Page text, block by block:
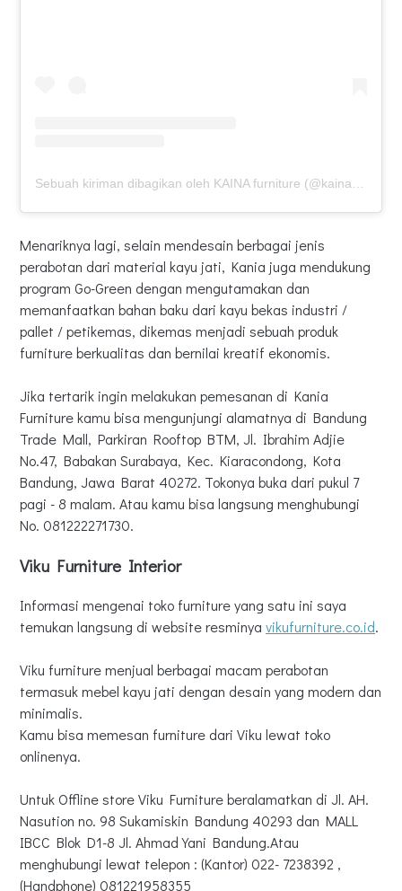
Menariknya lagi, selain mendesain berbagai jenis
perabotan dari material kayu jati, Kania juga mendukung
program Go-Green dengan mengutamakan dan
memanfaatkan bahan baku dari kayu bekas industri /
pallet / petikemas, dikemas menjadi sebuah produk
furniture berkualitas dan bernilai kreatif ekonomis.
Jika tertarik ingin melakukan pemesanan di Kania
Furniture kamu bisa mengunjungi alamatnya di Bandung
Trade Mall, Parkiran Rooftop BTM, Jl. Ibrahim Adjie
No.47, Babakan Surabaya, Kec. Kiaracondong, Kota
Bandung, Jawa Barat 40272. Tokonya buka dari pukul 7
pagi - 8 malam. Atau kamu bisa langsung menghubungi
No. 081222271730.
Viku Furniture Interior
Informasi mengenai toko furniture yang satu ini saya
temukan langsung di website resminya vikufurniture.co.id.
Viku furniture menjual berbagai macam perabotan
termasuk mebel kayu jati dengan desain yang modern dan
minimalis.
Kamu bisa memesan furniture dari Viku lewat toko
onlinenya.
Untuk Offline store Viku Furniture beralamatkan di Jl. AH.
Nasution no. 98 Sukamiskin Bandung 40293 dan MALL
IBCC Blok D1-8 Jl. Ahmad Yani Bandung.Atau
menghubungi lewat telepon : (Kantor) 022- 7238392 ,
(Handphone) 081221958355